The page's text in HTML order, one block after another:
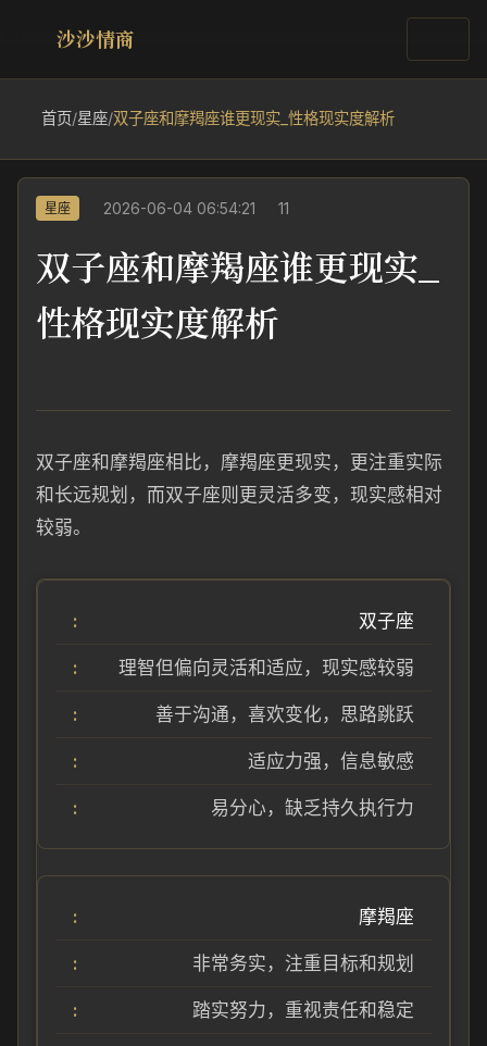
沙沙情商
首页/星座/双子座和摩羯座谁更现实_性格现实度解析
星座 2026-06-04 06:54:21 11
双子座和摩羯座谁更现实_
性格现实度解析
双子座和摩羯座相比，摩羯座更现实，更注重实际
和长远规划，而双子座则更灵活多变，现实感相对
较弱。
双子座
理智但偏向灵活和适应，现实感较弱
善于沟通，喜欢变化，思路跳跃
适应力强，信息敏感
易分心，缺乏持久执行力
摩羯座
非常务实，注重目标和规划
踏实努力，重视责任和稳定